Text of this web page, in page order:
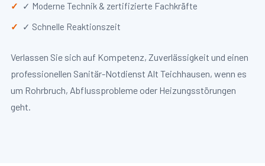
✓ Moderne Technik & zertifizierte Fachkräfte
✓ Schnelle Reaktionszeit
Verlassen Sie sich auf Kompetenz, Zuverlässigkeit und einen
professionellen Sanitär-Notdienst Alt Teichhausen, wenn es
um Rohrbruch, Abflussprobleme oder Heizungsstörungen
geht.